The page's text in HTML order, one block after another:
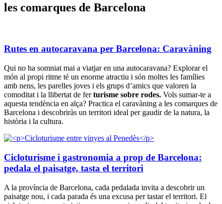
les comarques de Barcelona
Rutes en autocaravana per Barcelona: Caravàning
Qui no ha somniat mai a viatjar en una autocaravana? Explorar el
món al propi ritme té un enorme atractiu i són moltes les famílies
amb nens, les parelles joves i els grups d’amics que valoren la
comoditat i la llibertat de ferturisme sobre rodes. Vols sumar-te a
aquesta tendència en alça? Practica el caravàning a les comarques de
Barcelona i descobriràs un territori ideal per gaudir de la natura, la
història i la cultura.
Cicloturisme i gastronomia a prop de Barcelona:
pedala el paisatge, tasta el territori
A la província de Barcelona, cada pedalada invita a descobrir un
paisatge nou, i cada parada és una excusa per tastar el territori. El